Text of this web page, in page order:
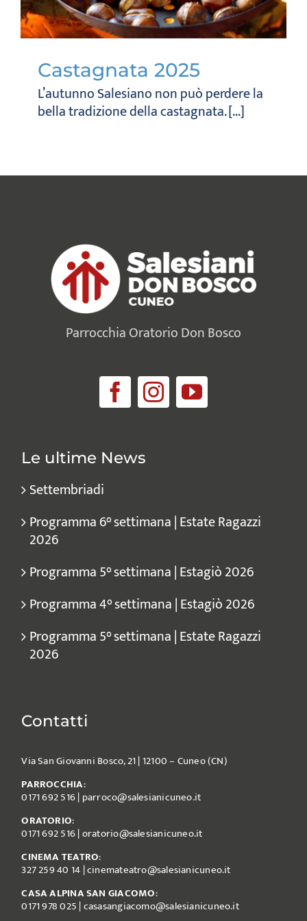
Castagnata 2025
L’autunno Salesiano non può perdere la
bella tradizione della castagnata. [...]
Parrocchia Oratorio Don Bosco
Le ultime News
Settembriadi
Programma 6° settimana | Estate Ragazzi
2026
Programma 5° settimana | Estagiò 2026
Programma 4° settimana | Estagiò 2026
Programma 5° settimana | Estate Ragazzi
2026
Contatti
Via San Giovanni Bosco, 21 | 12100 – Cuneo (CN)
PARROCCHIA:
0171 692 516| parroco@salesianicuneo.it
ORATORIO:
0171 692 516|oratorio@salesianicuneo.it
CINEMA TEATRO:
327 259 40 14 |cinemateatro@salesianicuneo.it
CASA ALPINA SAN GIACOMO:
0171 978 025 |casasangiacomo@salesianicuneo.it